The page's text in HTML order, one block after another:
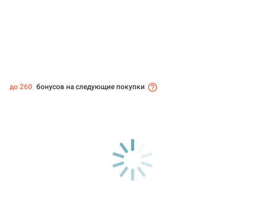
до 260 бонусов на следующие покупки